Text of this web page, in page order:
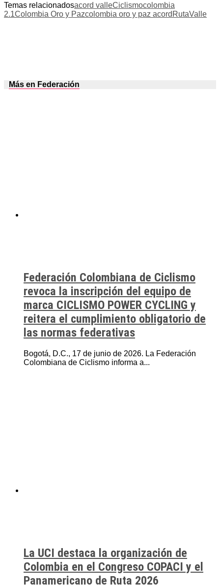
Temas relacionadosacord valleCiclismocolombia
2.1Colombia Oro y Pazcolombia oro y paz acord RutaValle
Más en Federación
Federación Colombiana de Ciclismo
revoca la inscripción del equipo de
marca CICLISMO POWER CYCLING y
reitera el cumplimiento obligatorio de
las normas federativas
Bogotá, D.C., 17 de junio de 2026. La Federación
Colombiana de Ciclismo informa a...
La UCI destaca la organización de
Colombia en el Congreso COPACI y el
Panamericano de Ruta 2026